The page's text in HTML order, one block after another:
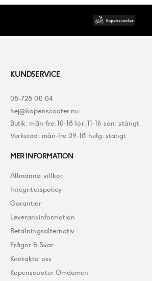
KUNDSERVICE
08-728 00 04
hej@kopenscooter.nu
Butik: mån-fre: 10-18 lör: 11-16 sön: stängt
Verkstad: mån-fre 09-18 helg: stängt
MER INFORMATION
Allmänna villkor
Integritetspolicy
Garantier
Leveransinformation
Betalningsalternativ
Frågor & Svar
Kontakta oss
Köpenscooter Omdömen